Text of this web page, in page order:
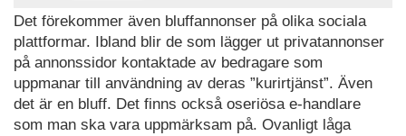
Det förekommer även bluffannonser på olika sociala
plattformar. Ibland blir de som lägger ut privatannonser
på annonssidor kontaktade av bedragare som
uppmanar till användning av deras ”kurirtjänst”. Även
det är en bluff. Det finns också oseriösa e-handlare
som man ska vara uppmärksam på. Ovanligt låga